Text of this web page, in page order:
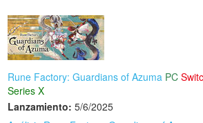
Rune Factory: Guardians of Azuma PC
Series X
Lanzamiento: 5/6/2025